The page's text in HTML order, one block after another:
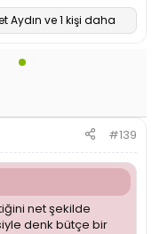
Aydın ve 1 kişi daha
#139
net şekilde
denk bütçe bir